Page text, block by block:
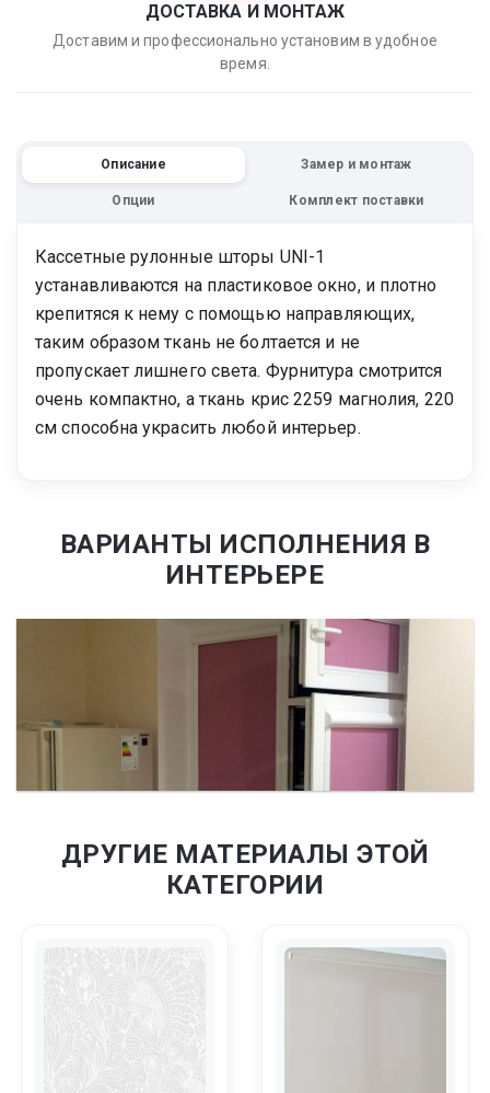
ДОСТАВКА И МОНТАЖ
Доставим и профессионально установим в удобное
время.
Описание Замер и монтаж
Опции Комплект поставки
Кассетные рулонные шторы UNI-1
устанавливаются на пластиковое окно, и плотно
крепитяся к нему с помощью направляющих,
таким образом ткань не болтается и не
пропускает лишнего света. Фурнитура смотрится
очень компактно, а ткань крис 2259 магнолия, 220
см способна украсить любой интерьер.
ВАРИАНТЫ ИСПОЛНЕНИЯ В
ИНТЕРЬЕРЕ
ДРУГИЕ МАТЕРИАЛЫ ЭТОЙ
КАТЕГОРИИ